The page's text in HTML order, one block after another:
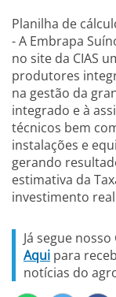
Planilha de
- A Embrapa
no site da CIAS
produtores
na gestão da
integrado e à
técnicos bem
instalações e
gerando
estimativa da
investimento
Já segue
Aqui para
notícias do